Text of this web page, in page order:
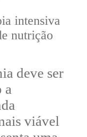
intensiva
nutrição
deve ser
a
viável